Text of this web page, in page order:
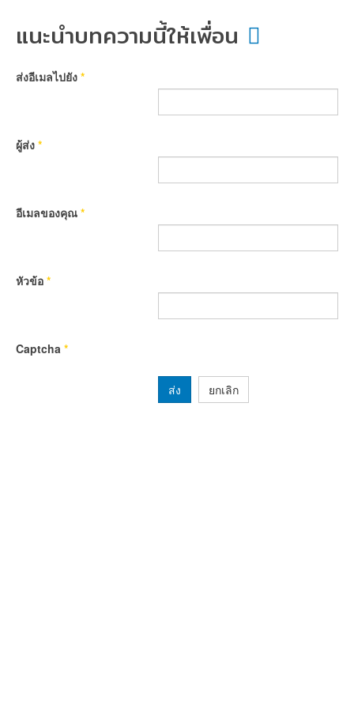
แนะนำบทความนี้ให้เพื่อน
ส่งอีเมลไปยัง *
ผู้ส่ง *
อีเมลของคุณ *
หัวข้อ *
Captcha *
ส่ง ยกเลิก